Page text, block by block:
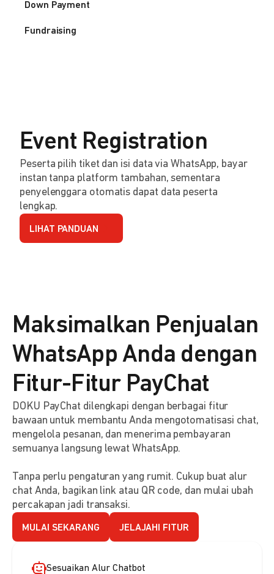
Down Payment
Fundraising
Event Registration
Peserta pilih tiket dan isi data via WhatsApp, bayar
instan tanpa platform tambahan, sementara
penyelenggara otomatis dapat data peserta
lengkap.
LIHAT PANDUAN
Maksimalkan Penjualan
WhatsApp Anda dengan
Fitur-Fitur PayChat
DOKU PayChat dilengkapi dengan berbagai fitur
bawaan untuk membantu Anda mengotomatisasi chat,
mengelola pesanan, dan menerima pembayaran
semuanya langsung lewat WhatsApp.
Tanpa perlu pengaturan yang rumit. Cukup buat alur
chat Anda, bagikan link atau QR code, dan mulai ubah
percakapan jadi transaksi.
MULAI SEKARANG JELAJAHI FITUR
Sesuaikan Alur Chatbot